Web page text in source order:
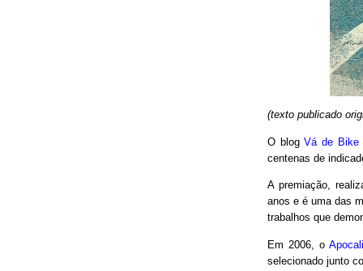
(texto publicado
O blogVá de Bike
centenas de
A premiação,
anos e é uma das
trabalhos que
Em 2006, o
selecionado junto